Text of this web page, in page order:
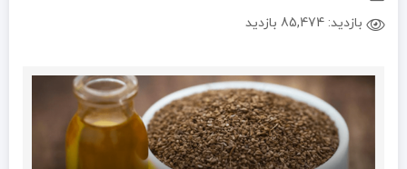
بازدید: 85,474 بازدید